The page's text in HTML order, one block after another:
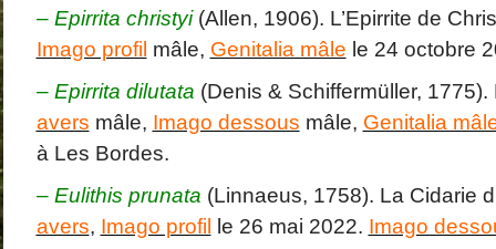
– Epirrita christyi(Allen, 1906). L’Epirrite de
Imago profil mâle, Genitalia mâle le 24 octobre
– Epirrita dilutata (Denis & Schiffermüller, 1775).
avers mâle, Imago dessous mâle, Genitalia
à Les Bordes.
– Eulithis prunata (Linnaeus, 1758). La Cidarie
avers, Imago profil le 26 mai 2022. Imago